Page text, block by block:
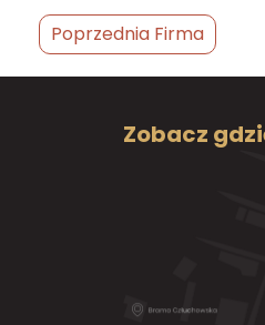
Poprzednia Firma
Zobacz